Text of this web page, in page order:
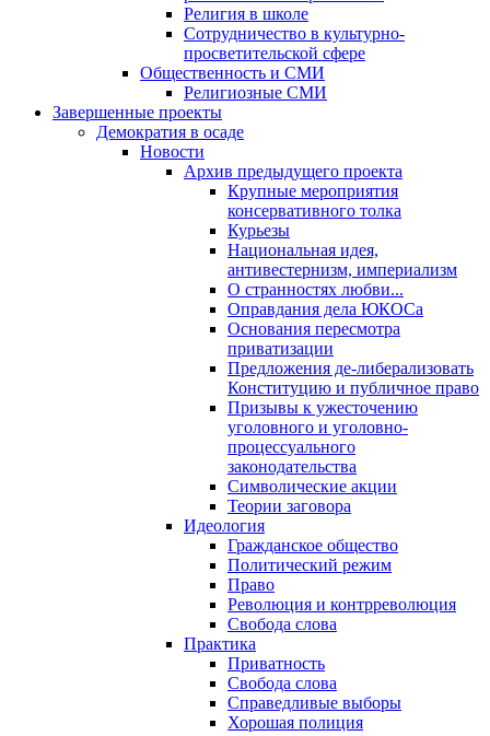
Религия в школе
Сотрудничество в культурно-
просветительской сфере
Общественность и СМИ
Религиозные СМИ
Завершенные проекты
Демократия в осаде
Новости
Архив предыдущего проекта
Крупные мероприятия
консервативного толка
Курьезы
Национальная идея,
антивестернизм, империализм
О странностях любви...
Оправдания дела ЮКОСа
Основания пересмотра
приватизации
Предложения де-либерализовать
Конституцию и публичное право
Призывы к ужесточению
уголовного и уголовно-
процессуального
законодательства
Символические акции
Теории заговора
Идеология
Гражданское общество
Политический режим
Право
Революция и контрреволюция
Свобода слова
Практика
Приватность
Свобода слова
Справедливые выборы
Хорошая полиция